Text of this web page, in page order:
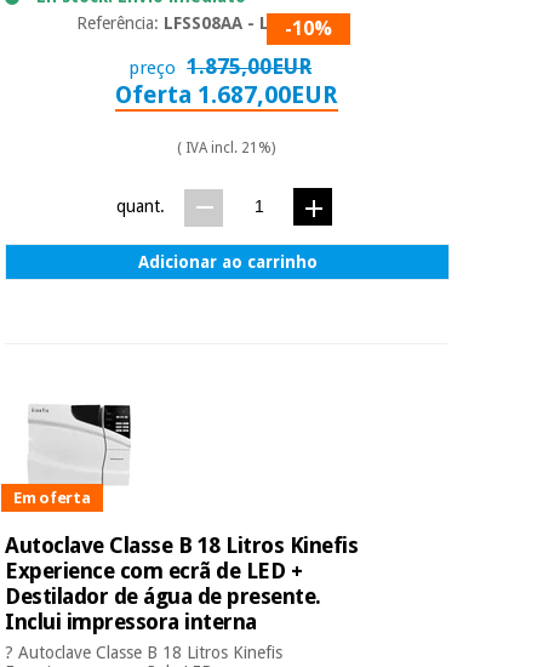
Referência: LFSS08AA - LCD-10%
preço 1.875,00EUR
Oferta 1.687,00EUR
( IVA incl. 21%)
quant.
Adicionar ao carrinho
Em oferta
Autoclave Classe B 18 Litros Kinefis
Experience com ecrã de LED +
Destilador de água de presente.
Inclui impressora interna
? Autoclave Classe B 18 Litros Kinefis